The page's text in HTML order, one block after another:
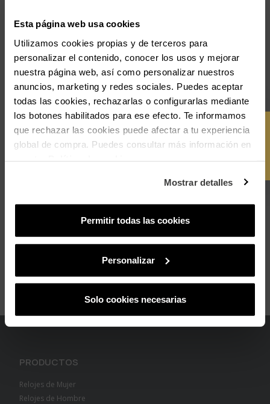
Esta página web usa cookies
Utilizamos cookies propias y de terceros para
personalizar el contenido, conocer los usos y mejorar
nuestra página web, así como personalizar nuestros
anuncios, marketing y redes sociales. Puedes aceptar
todas las cookies, rechazarlas o configurarlas mediante
los botones habilitados para ese efecto. Te informamos
que rechazar las cookies puede afectar a tu experiencia
global de compra. Puedes consultar más información en
Mostrar detalles
Permitir todas las cookies
Personalizar
Solo cookies necesarias
colección Basics 42 con esfera azul y brazalete metálico plateado de tamaño
42mm. La colección se compone de 4 modelos que mezclan perfectamente la
elegancia con el minimalismo del diseño funcional para el día a día.
add
Detalles del producto
add
Pago Seguro
add
Envío y Devoluciones
add
PRODUCTOS
Relojes de Mujer
Relojes de Hombre
Y OBTÉN
-10%